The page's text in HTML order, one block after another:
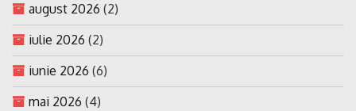
august 2026 (2)
iulie 2026 (2)
iunie 2026 (6)
mai 2026 (4)